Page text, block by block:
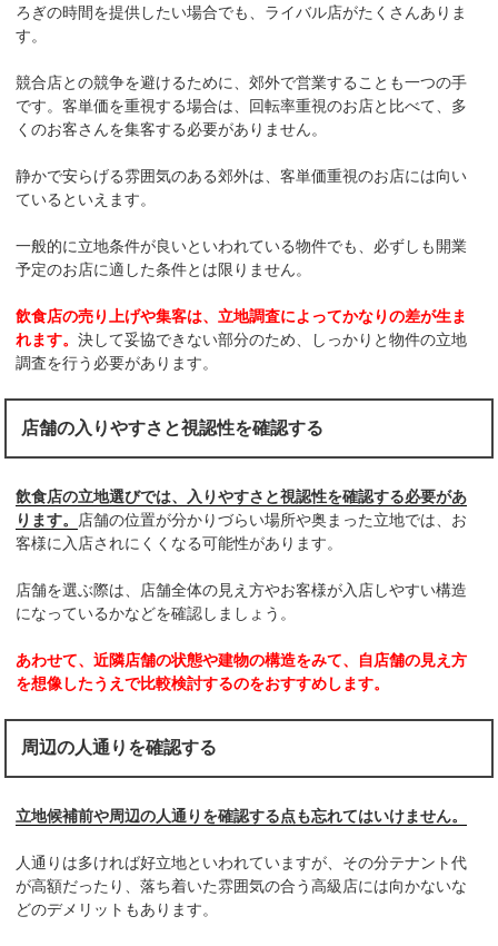
ろぎの時間を提供したい場合でも、ライバル店がたくさんありま
す。
競合店との競争を避けるために、郊外で営業することも一つの手
です。客単価を重視する場合は、回転率重視のお店と比べて、多
くのお客さんを集客する必要がありません。
静かで安らげる雰囲気のある郊外は、客単価重視のお店には向い
ているといえます。
一般的に立地条件が良いといわれている物件でも、必ずしも開業
予定のお店に適した条件とは限りません。
飲食店の売り上げや集客は、立地調査によってかなりの差が生ま
れます。決して妥協できない部分のため、しっかりと物件の立地
調査を行う必要があります。
店舗の入りやすさと視認性を確認する
飲食店の立地選びでは、入りやすさと視認性を確認する必要があ
ります。 店舗の位置が分かりづらい場所や奥まった立地では、お
客様に入店されにくくなる可能性があります。
店舗を選ぶ際は、店舗全体の見え方やお客様が入店しやすい構造
になっているかなどを確認しましょう。
あわせて、近隣店舗の状態や建物の構造をみて、自店舗の見え方
を想像したうえで比較検討するのをおすすめします。
周辺の人通りを確認する
立地候補前や周辺の人通りを確認する点も忘れてはいけません。
人通りは多ければ好立地といわれていますが、その分テナント代
が高額だったり、落ち着いた雰囲気の合う高級店には向かないな
どのデメリットもあります。